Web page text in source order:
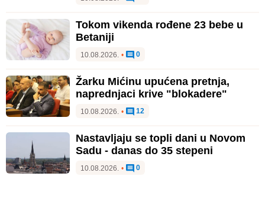
Tokom vikenda rođene 23 bebe u
Betaniji
10.08.2026. • 0
Žarku Mićinu upućena pretnja,
naprednjaci krive "blokadere"
10.08.2026. • 12
Nastavljaju se topli dani u Novom
Sadu - danas do 35 stepeni
10.08.2026. • 0